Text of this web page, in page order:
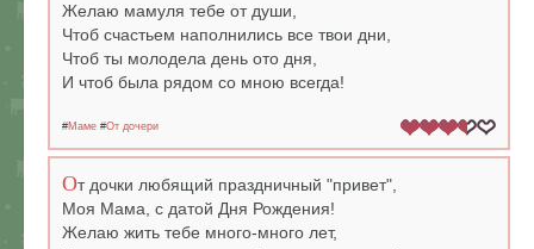
Желаю мамуля тебе от души,
Чтоб счастьем наполнились все твои дни,
Чтоб ты молодела день ото дня,
И чтоб была рядом со мною всегда!
#Маме #От дочери
От дочки любящий праздничный "привет",
Моя Мама, с датой Дня Рождения!
Желаю жить тебе много-много лет,